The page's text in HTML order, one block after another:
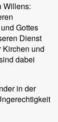
Willens:
Gottes
Dienst
Kirchen und
dabei
in der